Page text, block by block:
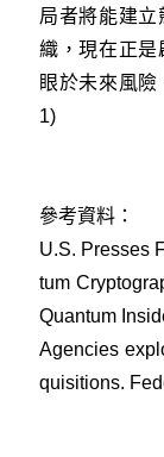
局者將能建立
織，現在正是
眼於未來風
1)
參考資料：
U.S. Presses
tum
Quantum
Agencies
quisitions.